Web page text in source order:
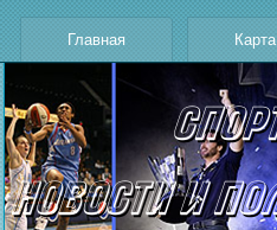
Главная